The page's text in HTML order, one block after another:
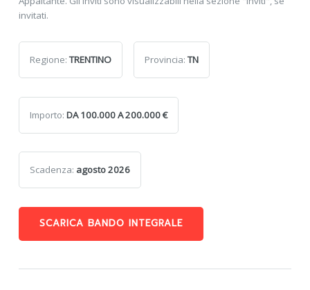
invitati.
Regione:TRENTINO Provincia:TN
Importo: DA 100.000 A 200.000 €
Scadenza: agosto 2026
SCARICA BANDO INTEGRALE